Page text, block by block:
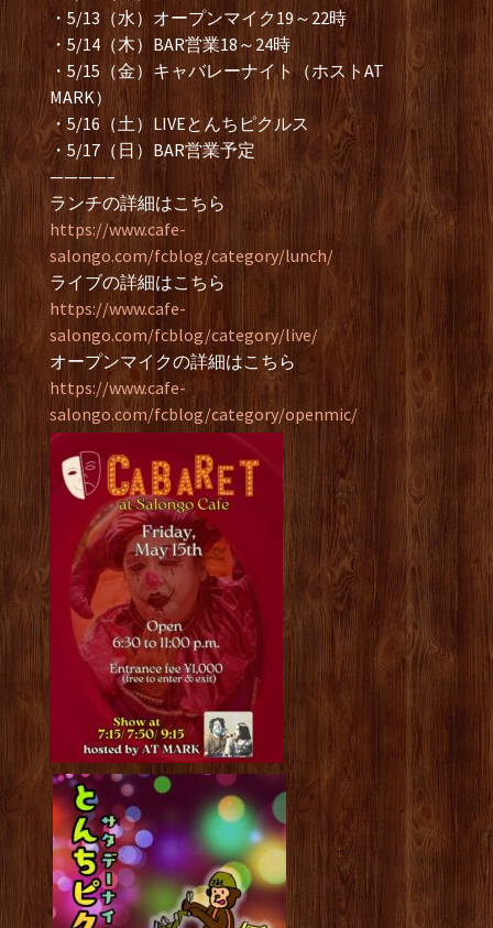
・5/13（水）オープンマイク19～22時
・5/14（木）BAR営業18～24時
・5/15（金）キャバレーナイト（ホストAT
MARK）
・5/16（土）LIVEとんちピクルス
・5/17（日）BAR営業予定
————–
ランチの詳細はこちら
https://www.cafe-
salongo.com/fcblog/category/lunch/
ライブの詳細はこちら
https://www.cafe-
salongo.com/fcblog/category/live/
オープンマイクの詳細はこちら
https://www.cafe-
salongo.com/fcblog/category/openmic/